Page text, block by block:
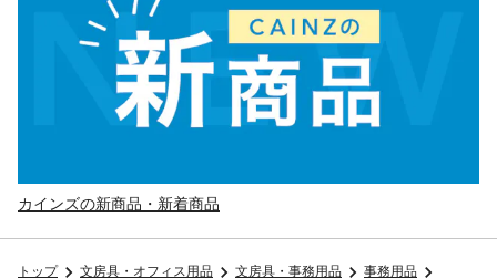
カインズの新商品・新着商品
トップ 文房具・オフィス用品 文房具・事務用品
事務用品